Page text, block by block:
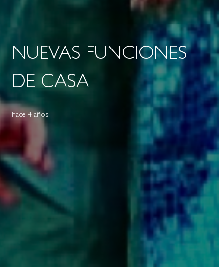
NUEVAS FUNCIONES
DE CASA
hace 4 años